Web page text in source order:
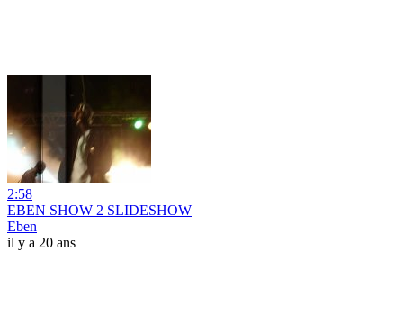
2:58
EBEN SHOW 2 SLIDESHOW
Eben
il y a 20 ans